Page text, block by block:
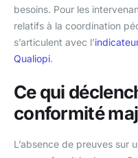
besoins. Pour les
relatifs à la coordination
s’articulent avec l’
Qualiopi.
Ce qui
conformité
L’absence de preuves sur